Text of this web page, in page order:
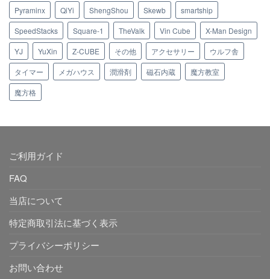
Pyraminx
QiYi ShengShou Skewb
smartship
SpeedStacks
Square-1 TheValk Vin Cube
X-Man Design
YJ
YuXin Z-CUBE その他 アクセサリー
ウルフ舎
タイマー
メガハウス 潤滑剤 磁石内蔵
魔方教室
魔方格
ご利用ガイド
FAQ
当店について
特定商取引法に基づく表示
プライバシーポリシー
お問い合わせ